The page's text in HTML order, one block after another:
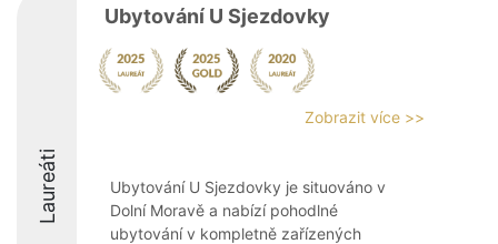
Laureáti
Ubytování U Sjezdovky
Zobrazit více >>
Ubytování U Sjezdovky je situováno v
Dolní Moravě a nabízí pohodlné
ubytování v kompletně zařízených